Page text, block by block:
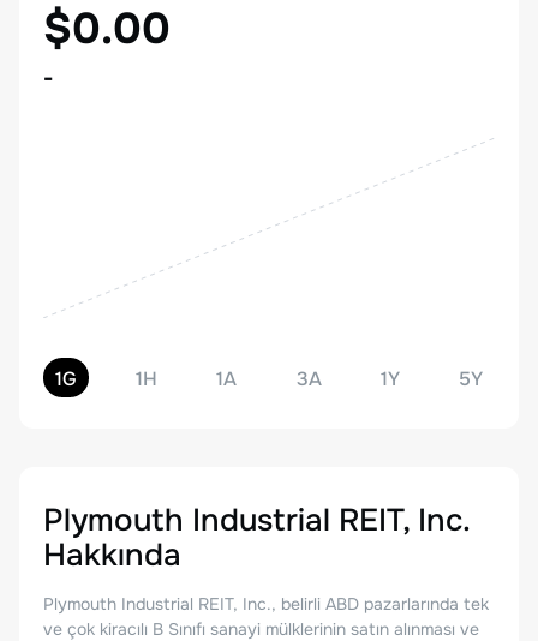
$0.00
-
1G 1H 1A 3A 1Y 5Y
Plymouth Industrial REIT, Inc.
Hakkında
Plymouth Industrial REIT, Inc., belirli ABD pazarlarında tek
ve çok kiracılı B Sınıfı sanayi mülklerinin satın alınması ve